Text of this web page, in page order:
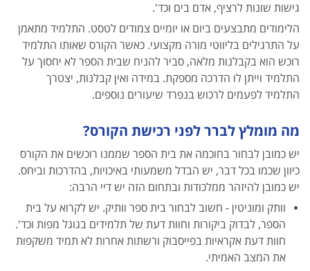
גישות שונות לרציף, אדם בים וכד'.
הלימודים מתבצעים ביום או יומיים צמודים לטסט. התלמיד מתאמן
על התרגילים בליווטי מורה מקצועי. כאשר הקורס שאותו התלמיד
רוכש הוא בקבלנות מלאה, סביר להניח שבית הספר לא יחסוך על
התלמיד וייתן לו הדרכה מספקת. במידה ואין קבלנות, יצטרך
התלמיד לפעמים לרכוש בנפרד שיעורים נוספים.
מה מומלץ לברר לפני רכישת הקורס?
יש כמובן לבחור בחוכמה את בית הספר שממנו רוכשים את הקורס
כיוון שכמו בכל דבר, יש הבדל משמעותי באיכויות, בהדרכות וביחס.
יש כמובן להיזהר ממלכודות ובתחום הזה יש דיי הרבה:
וותק ומוניטין - חשוב לבחור בית ספר וותיק. יש לקרוא על בית
הספר, לבדוק ביקורות וחוות דעת של תלמידים בגוגל מפות וכד'.
חוות דעת אקראיות בפייסבוק ורשתות אחרות לא תמיד משקפות
את המצב האמיתי.